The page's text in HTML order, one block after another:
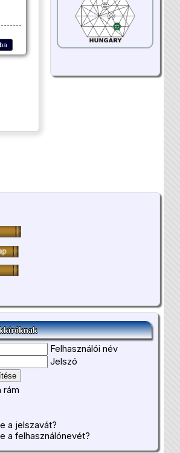
Felhasználói név
Jelszó
rám
a jelszavát?
a felhasználónevét?